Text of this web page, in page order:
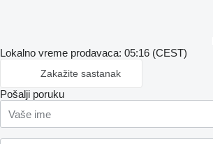
Lokalno vreme prodavaca: 05:16 (CEST)
Zakažite sastanak
Pošalji poruku